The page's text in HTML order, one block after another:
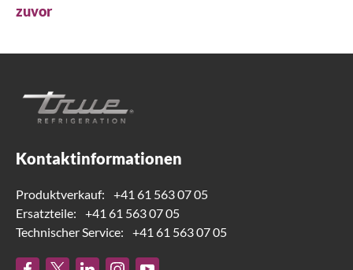
zuvor
Kontaktinformationen
Produktverkauf:
+41 61 563 07 05
Ersatzteile:
+41 61 563 07 05
Technischer Service:
+41 61 563 07 05